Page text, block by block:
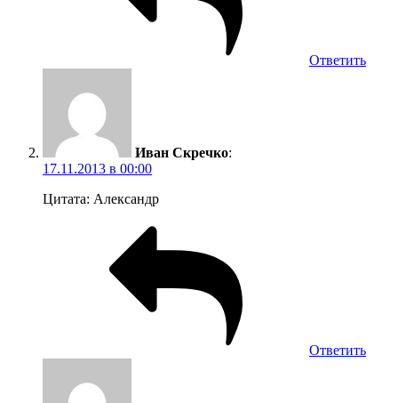
Ответить
Иван Скречко:
17.11.2013 в 00:00
Цитата: Александр
Ответить